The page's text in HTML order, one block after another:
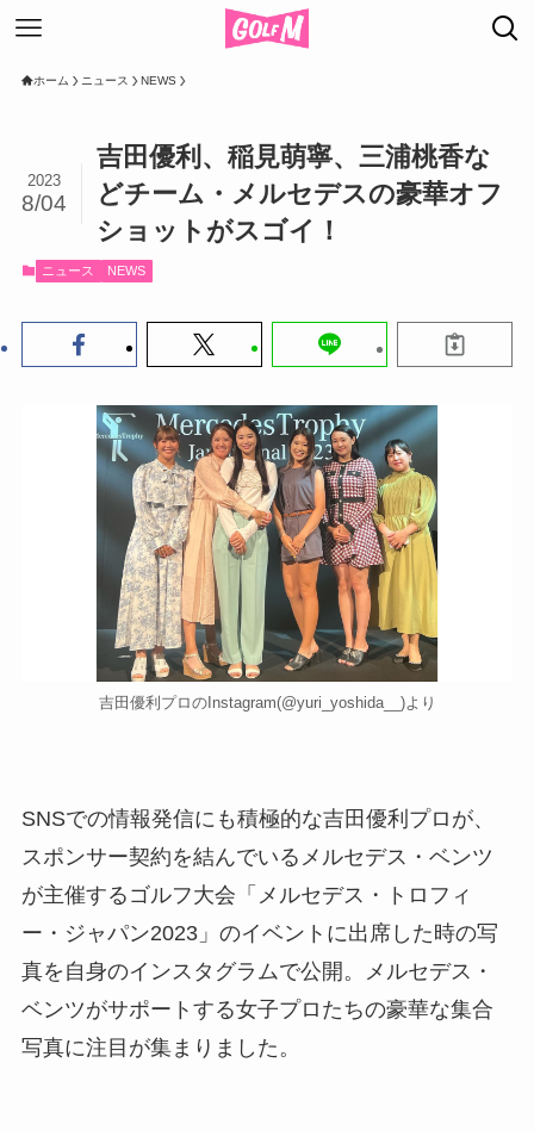
ホーム ニュース NEWS
吉田優利、稲見萌寧、三浦桃香な
どチーム・メルセデスの豪華オフ
ショットがスゴイ！
2023
8/04
ニュース NEWS
吉田優利プロのInstagram(@yuri_yoshida__)より
SNSでの情報発信にも積極的な吉田優利プロが、
スポンサー契約を結んでいるメルセデス・ベンツ
が主催するゴルフ大会「メルセデス・トロフィ
ー・ジャパン2023」のイベントに出席した時の写
真を自身のインスタグラムで公開。メルセデス・
ベンツがサポートする女子プロたちの豪華な集合
写真に注目が集まりました。